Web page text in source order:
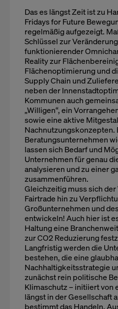
Das es längst Zeit ist zu
Fridays for Future
regelmäßig aufgezeigt.
Schlüssel zur
funktionierender
Reality zur
Flächenoptimierung und
Supply Chain und
neben der
Kommunen auch
„Willigen“, ein
sowie eine aktive
Nachnutzungskonzepten.
Beratungsunternehmen
lassen sich Bedarf und
Unternehmen für genau
analysieren und zu einer
zusammenführen.
Gleichzeitig muss sich
Fairtrade hin zu
Großunternehmen und
entwickeln! Auch hier ist
Haltung eine
zur CO2 Reduzierung
Langfristig werden die
bestehen, die eine
Nachhaltigkeitsstrategie
zunächst rein politische
Klimaschutz – initiiert von
längst in der Gesellschaft
bestimmt das Handeln.